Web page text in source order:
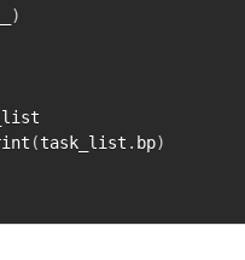
)
(task_list . bp)